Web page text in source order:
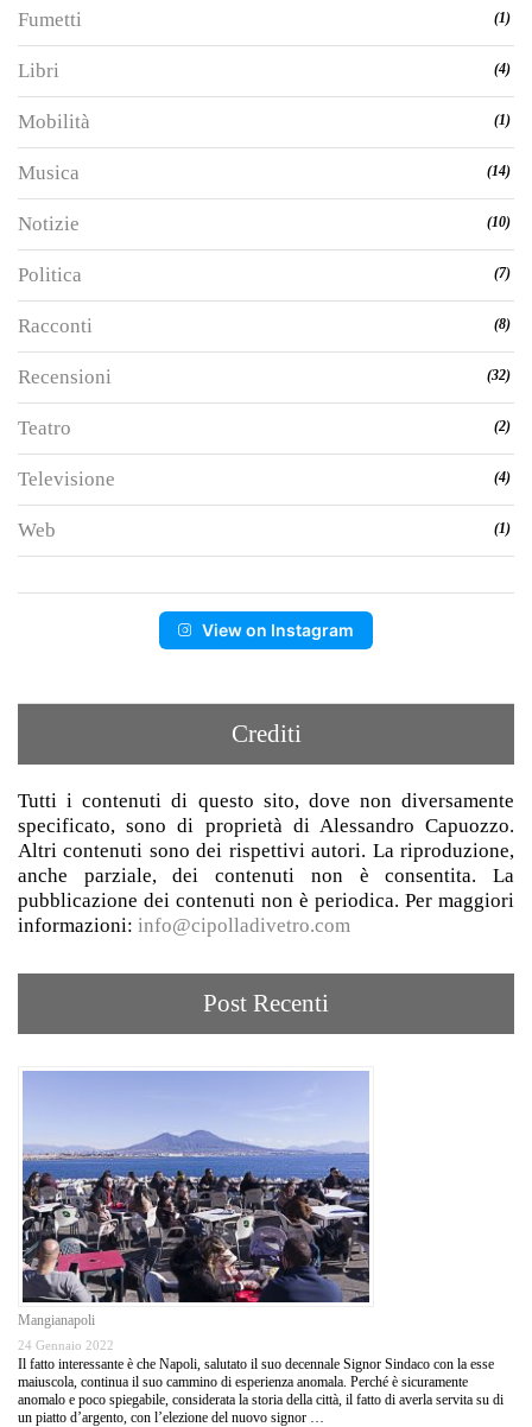
Fumetti (1)
Libri (4)
Mobilità (1)
Musica (14)
Notizie (10)
Politica (7)
Racconti (8)
Recensioni (32)
Teatro (2)
Televisione (4)
Web (1)
View on Instagram
Crediti
Tutti i contenuti di questo sito, dove non diversamente
specificato, sono di proprietà di Alessandro Capuozzo.
Altri contenuti sono dei rispettivi autori. La riproduzione,
anche parziale, dei contenuti non è consentita. La
pubblicazione dei contenuti non è periodica. Per maggiori
informazioni: info@cipolladivetro.com
Post Recenti
Mangianapoli
24 Gennaio 2022
Il fatto interessante è che Napoli, salutato il suo decennale Signor Sindaco con la esse
maiuscola, continua il suo cammino di esperienza anomala. Perché è sicuramente
anomalo e poco spiegabile, considerata la storia della città, il fatto di averla servita su di
un piatto d’argento, con l’elezione del nuovo signor …